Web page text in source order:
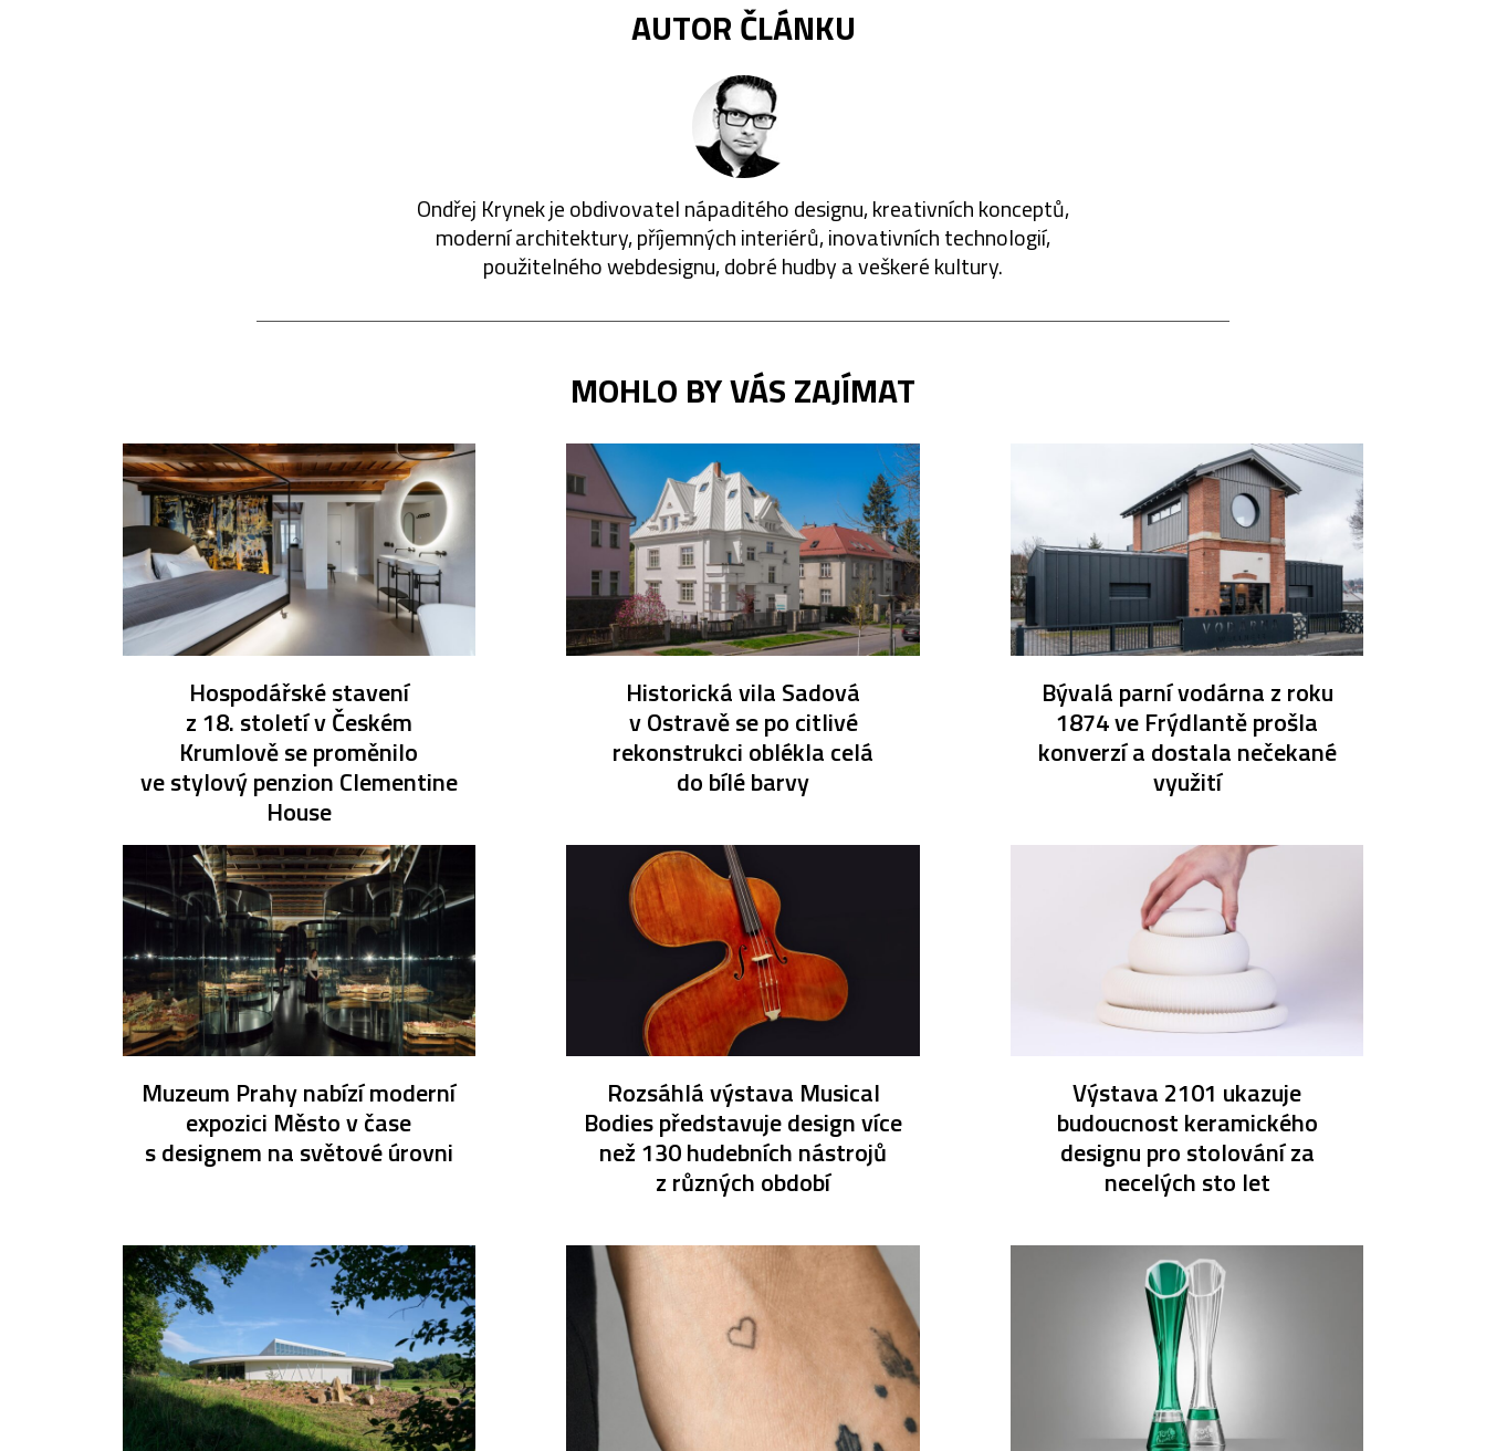
AUTOR ČLÁNKU
Ondřej Krynek je obdivovatel nápaditého designu, kreativních konceptů,
moderní architektury, příjemných interiérů, inovativních technologií,
použitelného webdesignu, dobré hudby a veškeré kultury.
MOHLO BY VÁS ZAJÍMAT
Hospodářské stavení
z 18. století v Českém
Krumlově se proměnilo
ve stylový penzion Clementine
House
Historická vila Sadová
v Ostravě se po citlivé
rekonstrukci oblékla celá
do bílé barvy
Bývalá parní vodárna z roku
1874 ve Frýdlantě prošla
konverzí a dostala nečekané
využití
Muzeum Prahy nabízí moderní
expozici Město v čase
s designem na světové úrovni
Rozsáhlá výstava Musical
Bodies představuje design více
než 130 hudebních nástrojů
z různých období
Výstava 2101 ukazuje
budoucnost keramického
designu pro stolování za
necelých sto let